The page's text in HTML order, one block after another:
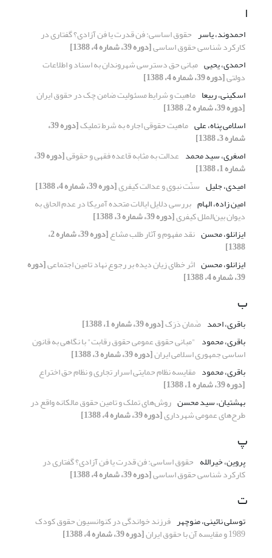
ا
احمدوند، یاسر حقوق اساسی: فن قدرت یا فن آزادی؟ گفتاری در
کارکرد شناسی حقوق اساسی[دوره 39، شماره 4، 1388]
احمدی، یحیی مبانی حق دسترسی شهروندان به اسناد و اطلاعات
دولتی[دوره 39، شماره 4، 1388]
اسکینی، ربیعا ماهیت و شرایط مسئولیت ضامن چک در حقوق ایران
[دوره 39، شماره 2، 1388]
اسلامی پناه، علی ماهیت حقوقی اجاره به شرط تملیک [دوره 39،
شماره 3، 1388]
اصغری، سید محمد عدالت به ‌مثابه قاعده فقهی و حقوقی [دوره 39،
شماره 1، 1388]
امیدی، جلیل سنّت نبوی و عدالت کیفری[دوره 39، شماره 4، 1388]
امین زاده، الهام بررسی دلایل ایالات متحده آمریکا در عدم الحاق به
دیوان ‌بین‌الملل کیفری[دوره 39، شماره 3، 1388]
ایزانلو، محسن نقد مفهوم و آثار طلب مشاع [دوره 39، شماره 2،
1388]
ایزانلو، محسن اثر خطای زیان دیده بر رجوع نهاد تامین اجتماعی[دوره
39، شماره 4، 1388]
ب
باقری، احمد ضَمان دَرَک[دوره 39، شماره 1، 1388]
باقری، محمود "مبانی حقوق عمومی حقوق رقابت" با نگاهی به قانون
اساسی جمهوری اسلامی ایران[دوره 39، شماره 3، 1388]
باقری، محمود مقایسه نظام حمایتی اسرار تجاری و نظام حق اختراع
[دوره 39، شماره 1، 1388]
بهشتیان، سید محسن روش‌های تملک و تامین حقوق مالکانه واقع در
طرح‌های عمومی شهرداری[دوره 39، شماره 4، 1388]
پ
پروین، خیرالله حقوق اساسی: فن قدرت یا فن آزادی؟ گفتاری در
کارکرد شناسی حقوق اساسی[دوره 39، شماره 4، 1388]
ت
توسلی نائینی، منوچهر فرزند خواندگی در کنوانسیون حقوق کودک
1989 و مقایسه آن با حقوق ایران [دوره 39، شماره 4، 1388]